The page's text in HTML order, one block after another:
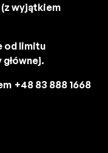
(z wyjątkiem
od limitu
+48 83 888 1668